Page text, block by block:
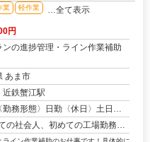
業 軽作業 …全て表示
円
ンの進捗管理・ライン作業補助
あま市
近鉄蟹江駅
務形態〉日勤〈休日〉土日★ＧＷ★夏季休暇★冬季休暇★年末年始
めての工場勤務…不安は尽きないですよね。でも大丈夫！株式会社京栄センターでは、未経験者多数活躍中...